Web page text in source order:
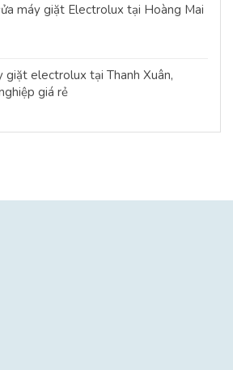
máy giặt Electrolux tại Hoàng Mai
giặt electrolux tại Thanh Xuân,
giá rẻ